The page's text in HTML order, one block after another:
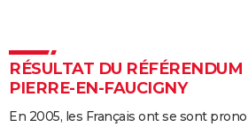
COPAINS D'AVANT
RÉSULTAT DU
PIERRE-EN-FAUCIGNY
En 2005, les Français ont se sont